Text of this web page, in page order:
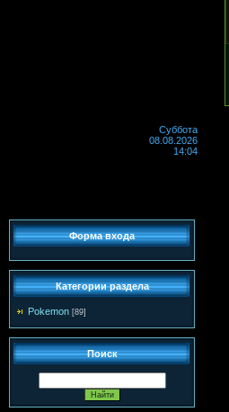
Суббота
08.08.2026
14:04
Форма входа
Категории раздела
Pokemon [89]
Поиск